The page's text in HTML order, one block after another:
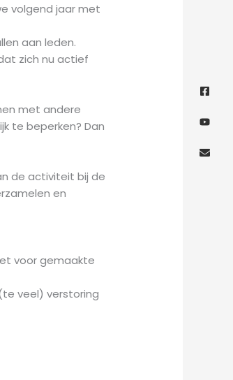
volgend jaar met
aan leden.
zich nu actief
met andere
te beperken? Dan
de activiteit bij de
en
voor gemaakte
veel) verstoring